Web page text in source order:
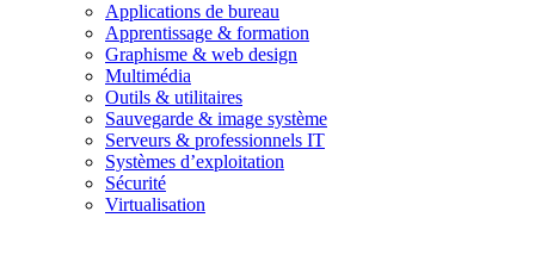
Applications de bureau
Apprentissage & formation
Graphisme & web design
Multimédia
Outils & utilitaires
Sauvegarde & image système
Serveurs & professionnels IT
Systèmes d’exploitation
Sécurité
Virtualisation